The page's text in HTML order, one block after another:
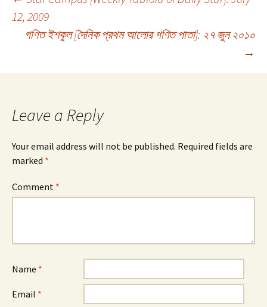
Post
navigation
12, 2009
গণিত ইশকুল [দৈনিক প্রথম আলোর গণিত পাতা]: ২৭ জুন ২০১০
→
Leave a Reply
Your email address will not be published. Required fields are
marked *
Comment *
Name *
Email *